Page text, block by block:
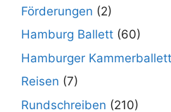
Förderungen (2)
Hamburg Ballett (60)
Hamburger Kammerballett
Reisen (7)
Rundschreiben (210)